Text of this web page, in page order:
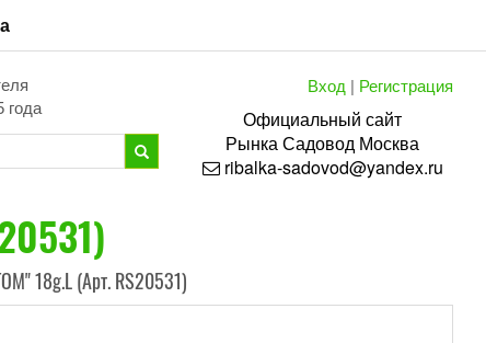
года
Вход | Регистрация
Официальный сайт
РынкаСадовод Москва
ribalka-sadovod@yandex.ru
18g.L (Арт. RS20531)